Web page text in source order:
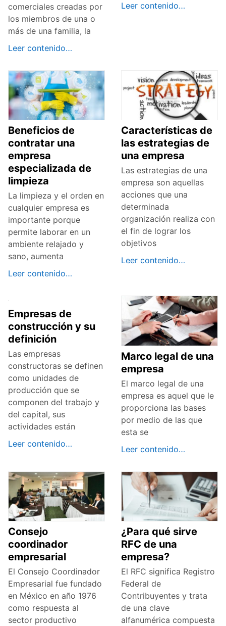
comerciales creadas por
los miembros de una o
más de una familia, la
Leer contenido…
Leer contenido…
Beneficios de
contratar una
empresa
especializada de
limpieza
La limpieza y el orden en
cualquier empresa es
importante porque
permite laborar en un
ambiente relajado y
sano, aumenta
Leer contenido…
Características de
las estrategias de
una empresa
Las estrategias de una
empresa son aquellas
acciones que una
determinada
organización realiza con
el fin de lograr los
objetivos
Leer contenido…
Empresas de
construcción y su
definición
Las empresas
constructoras se definen
como unidades de
producción que se
componen del trabajo y
del capital, sus
actividades están
Leer contenido…
Marco legal de una
empresa
El marco legal de una
empresa es aquel que le
proporciona las bases
por medio de las que
esta se
Leer contenido…
Consejo
coordinador
empresarial
El Consejo Coordinador
Empresarial fue fundado
en México en año 1976
como respuesta al
sector productivo
¿Para qué sirve
RFC de una
empresa?
El RFC significa Registro
Federal de
Contribuyentes y trata
de una clave
alfanumérica compuesta